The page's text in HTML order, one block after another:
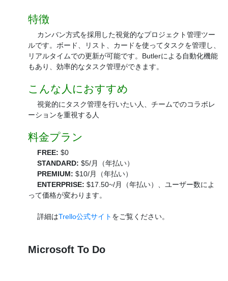
特徴
カンバン方式を採用した視覚的なプロジェクト管理ツー
ルです。ボード、リスト、カードを使ってタスクを管理し、
リアルタイムでの更新が可能です。Butlerによる自動化機能
もあり、効率的なタスク管理ができます。
こんな人におすすめ
視覚的にタスク管理を行いたい人、チームでのコラボレ
ーションを重視する人
料金プラン
FREE: $0
STANDARD: $5/月（年払い）
PREMIUM: $10/月（年払い）
ENTERPRISE: $17.50~/月（年払い）、ユーザー数によ
って価格が変わります。
詳細はTrello公式サイト をご覧ください。
Microsoft To Do